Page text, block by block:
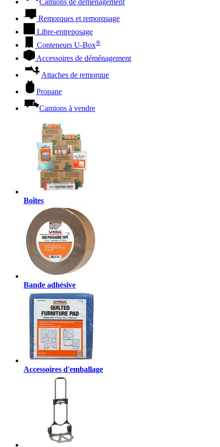
Remorques et remorquage
Libre-entreposage
Conteneurs U-Box®
Accessoires de déménagement
Attaches de remorque
Propane
Camions à vendre
Boîtes
Bande adhésive
Accessoires d'emballage